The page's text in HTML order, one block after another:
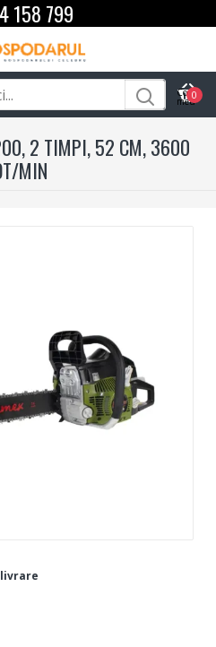
158 799
0
2 TIMPI, 52 CM, 3600
MIN